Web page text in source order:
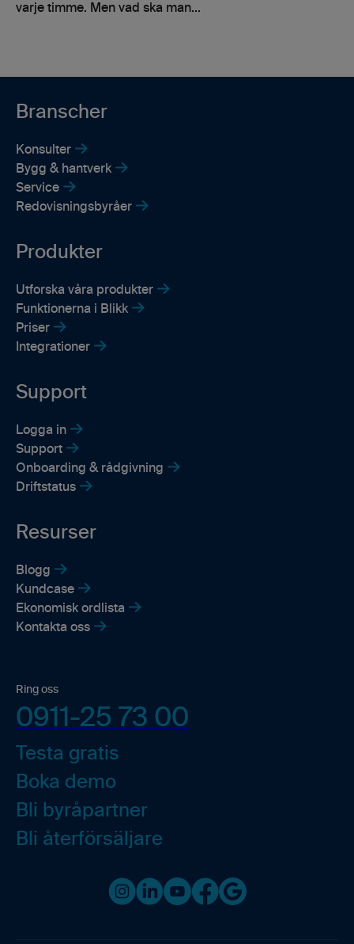
varje timme. Men vad ska man...
Branscher
Konsulter
Bygg & hantverk
Service
Redovisningsbyråer
Produkter
Utforska våra produkter
Funktionerna i Blikk
Priser
Integrationer
Support
Logga in
Support
Onboarding & rådgivning
Driftstatus
Resurser
Blogg
Kundcase
Ekonomisk ordlista
Kontakta oss
Ring oss
0911-25 73 00
Testa gratis
Boka demo
Bli byråpartner
Bli återförsäljare
Instagram
LinkedInYoutubeFacebookGoogle business